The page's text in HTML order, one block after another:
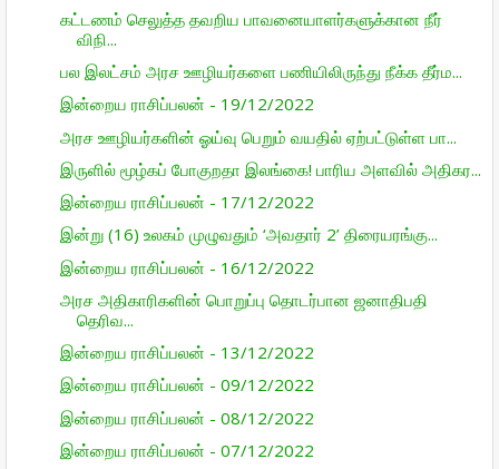
கட்டணம் செலுத்த தவறிய பாவனையாளர்களுக்கான நீர்
விநி...
பல இலட்சம் அரச ஊழியர்களை பணியிலிருந்து நீக்க தீர்ம...
இன்றைய ராசிப்பலன் - 19/12/2022
அரச ஊழியர்களின் ஓய்வு பெறும் வயதில் ஏற்பட்டுள்ள பா...
இருளில் மூழ்கப் போகுறதா இலங்கை! பாரிய அளவில் அதிகர...
இன்றைய ராசிப்பலன் - 17/12/2022
இன்று (16) உலகம் முழுவதும் ‘அவதார் 2’ திரையரங்கு...
இன்றைய ராசிப்பலன் - 16/12/2022
அரச அதிகாரிகளின் பொறுப்பு தொடர்பான ஜனாதிபதி
தெரிவ...
இன்றைய ராசிப்பலன் - 13/12/2022
இன்றைய ராசிப்பலன் - 09/12/2022
இன்றைய ராசிப்பலன் - 08/12/2022
இன்றைய ராசிப்பலன் - 07/12/2022